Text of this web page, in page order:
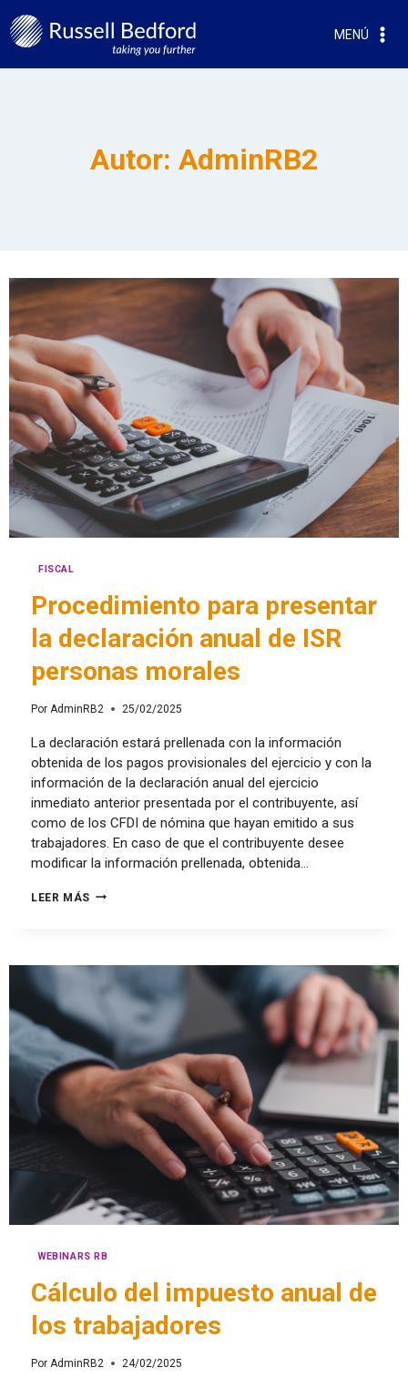
MENÚ
Autor: AdminRB2
FISCAL
Procedimiento para presentar
la declaración anual de ISR
personas morales
Por AdminRB2 25/02/2025
La declaración estará prellenada con la información
obtenida de los pagos provisionales del ejercicio y con la
información de la declaración anual del ejercicio
inmediato anterior presentada por el contribuyente, así
como de los CFDI de nómina que hayan emitido a sus
trabajadores. En caso de que el contribuyente desee
modificar la información prellenada, obtenida…
LEER MÁS
WEBINARS RB
Cálculo del impuesto anual de
los trabajadores
Por AdminRB2 24/02/2025